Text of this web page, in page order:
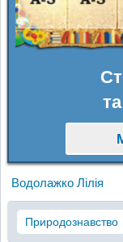
Водолажко Лілія
Природознавство